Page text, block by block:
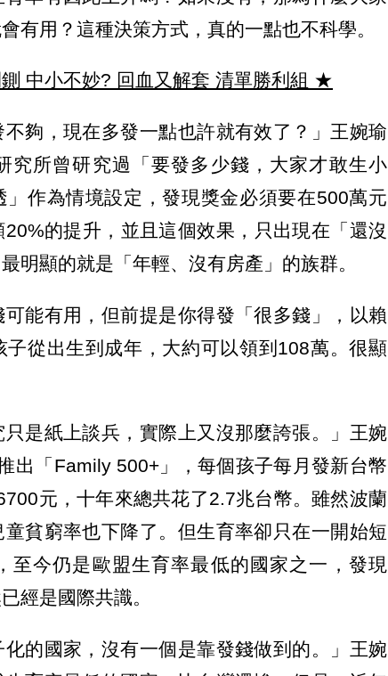
有用？這種決策方式，真的一點也不科學。
中小不妙? 回血又解套 清單勝利組 ★
夠，現在多發一點也許就有效了？」王婉瑜
究所曾研究過「要發多少錢，大家才敢生小
作為情境設定，發現獎金必須要在500萬元
的提升，並且這個效果，只出現在「還沒
明顯的就是「年輕、沒有房產」的族群。
能有用，但前提是你得發「很多錢」，以賴
從出生到成年，大約可以領到108萬。很顯
是紙上談兵，實際上又沒那麼誇張。」王婉
出「Family 500+」，每個孩子每月發新台幣
元，十年來總共花了2.7兆台幣。雖然波蘭
貧窮率也下降了。但生育率卻只在一開始短
至今仍是歐盟生育率最低的國家之一，發現
經是國際共識。
化的國家，沒有一個是靠發錢做到的。」王婉